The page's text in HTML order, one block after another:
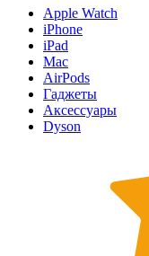
Apple Watch
iPhone
iPad
Mac
AirPods
Гаджеты
Аксессуары
Dyson